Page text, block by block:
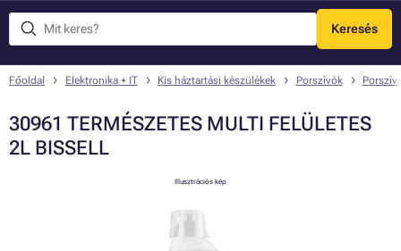
Keresés
Menü
Főoldal Elektronika + IT Kis háztartási készülékek Porszívók
30961 TERMÉSZETES MULTI FELÜLETES
2L BISSELL
Illusztrációs kép